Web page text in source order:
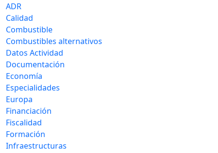
ADR
Calidad
Combustible
Combustibles alternativos
Datos Actividad
Documentación
Economía
Especialidades
Europa
Financiación
Fiscalidad
Formación
Infraestructuras